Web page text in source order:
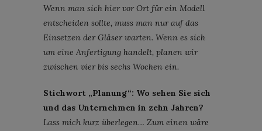
Wenn man sich hier vor Ort für ein Modell
entscheiden sollte, muss man nur auf das
Einsetzen der Gläser warten. Wenn es sich
um eine Anfertigung handelt, planen wir
zwischen vier bis sechs Wochen ein.
Stichwort „Planung“: Wo sehen Sie sich
und das Unternehmen in zehn Jahren?
Lass mich kurz überlegen… Zum einen wäre